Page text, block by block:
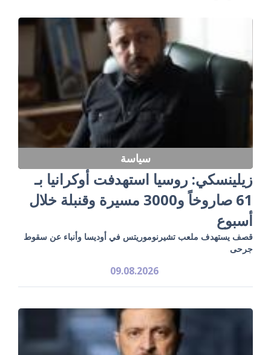
سياسة
زيلينسكي: روسيا استهدفت أوكرانيا بـ
61 صاروخاً و3000 مسيرة وقنبلة خلال
أسبوع
قصف يستهدف ملعب تشيرنوموريتس في أوديسا وأنباء عن سقوط
جرحى
09.08.2026